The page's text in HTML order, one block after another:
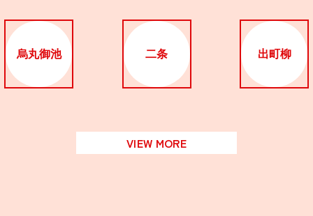
烏丸御池 二条 出町柳
VIEW MORE